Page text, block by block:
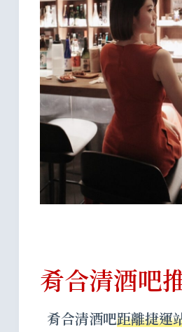
肴合清酒吧
肴合清酒吧距離捷運